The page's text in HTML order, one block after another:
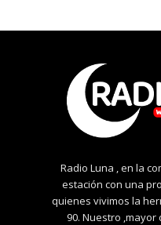
Radio Luna , en la
estación con una
quienes vivimos la
90. Nuestro